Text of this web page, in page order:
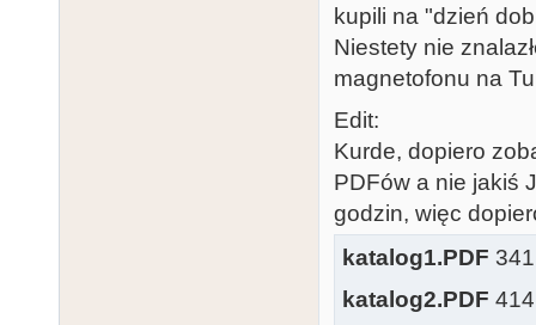
kupili na "dzień
Niestety nie
magnetofonu na
Edit:
Kurde, dopiero
PDFów a nie jakiś
godzin, więc
katalog1.PDF
katalog2.PDF